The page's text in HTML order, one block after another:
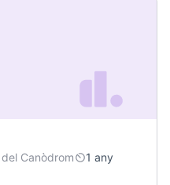
Canòdrom
1 any